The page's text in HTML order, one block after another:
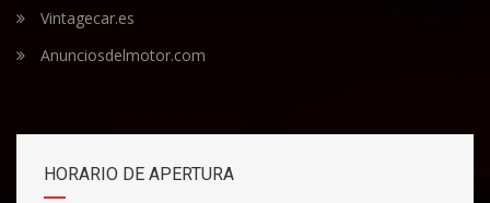
Vintagecar.es
Anunciosdelmotor.com
HORARIO DE APERTURA